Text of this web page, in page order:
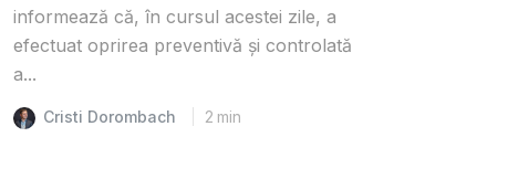
informează că, în cursul acestei zile, a
efectuat oprirea preventivă și controlată
a...
Cristi Dorombach 2 min